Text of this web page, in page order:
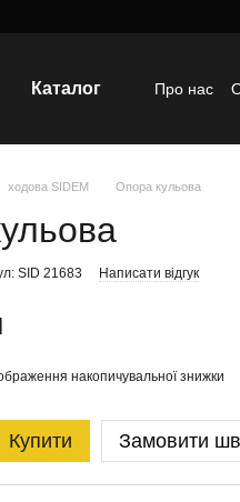
Каталог Про нас
ходова SIDEM Опора кульова
SID 21683 Написати відгук
накопичувальної знижки
Купити Замовити